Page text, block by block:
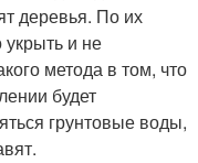
деревья. По их
и не
метода в том, что
будет
грунтовые воды,